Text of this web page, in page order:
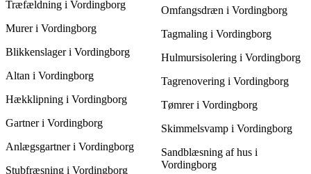
Træfældning i Vordingborg
Murer i Vordingborg
Blikkenslager i Vordingborg
Altan i Vordingborg
Hækklipning i Vordingborg
Gartner i Vordingborg
Anlægsgartner i Vordingborg
Stubfræsning i Vordingborg
Omfangsdræn i Vordingborg
Tagmaling i Vordingborg
Hulmursisolering i Vordingborg
Tagrenovering i Vordingborg
Tømrer i Vordingborg
Skimmelsvamp i Vordingborg
Sandblæsning af hus i
Vordingborg